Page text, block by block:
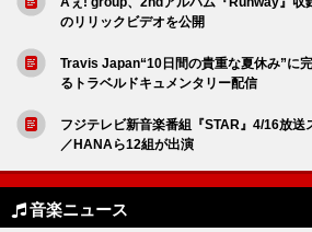
のリリックビデオを公開
Travis Japan“10日間の貴重な夏休み”に
るトラベルドキュメンタリー配信
フジテレビ新音楽番組『STAR』4/16放
／HANAら12組が出演
音楽ニュース